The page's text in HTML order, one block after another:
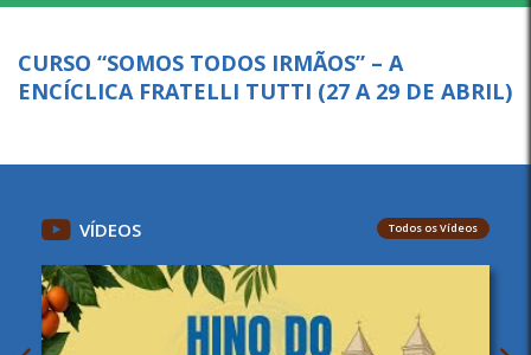
CURSO “SOMOS TODOS IRMÃOS” – A
ENCÍCLICA FRATELLI TUTTI (27 A 29 DE ABRIL)
VÍDEOS Todos os Vídeos